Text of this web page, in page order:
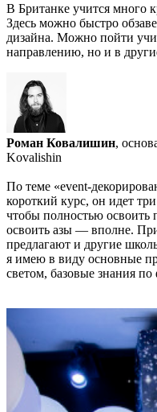
В Британке учится много
Здесь можно быстро
дизайна. Можно пойти
направлению, но и в
Роман Ковалишин,
Kovalishin
По теме «еvent-
короткий курс, он идет
чтобы полностью освоить
освоить азы — вполне.
предлагают и другие
я имею в виду основные
светом, базовые знания